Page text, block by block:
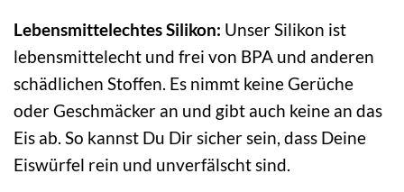
Lebensmittelechtes Silikon: Unser Silikon ist
lebensmittelecht und frei von BPA und anderen
schädlichen Stoffen. Es nimmt keine Gerüche
oder Geschmäcker an und gibt auch keine an das
Eis ab. So kannst Du Dir sicher sein, dass Deine
Eiswürfel rein und unverfälscht sind.